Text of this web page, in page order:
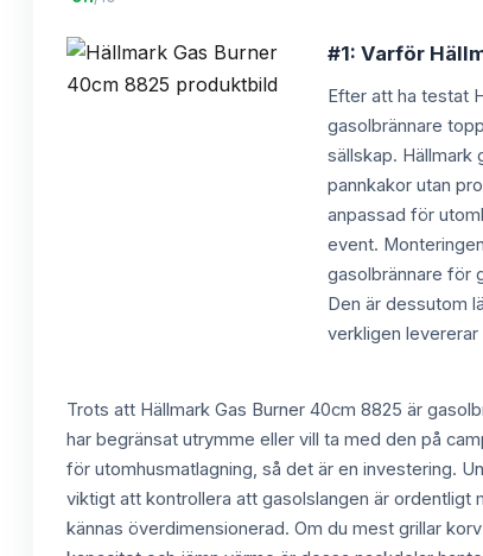
#1: Varför
Efter att ha testat
gasolbrännare
sällskap. Hällmark
pannkakor utan
anpassad för
event.
gasolbrännare för
Den är dessutom
verkligen
Trots att Hällmark Gas Burner 40cm 8825 är
har begränsat utrymme eller vill ta med den på
för utomhusmatlagning, så det är en investering.
viktigt att kontrollera att gasolslangen är ordentligt
kännas överdimensionerad. Om du mest grillar